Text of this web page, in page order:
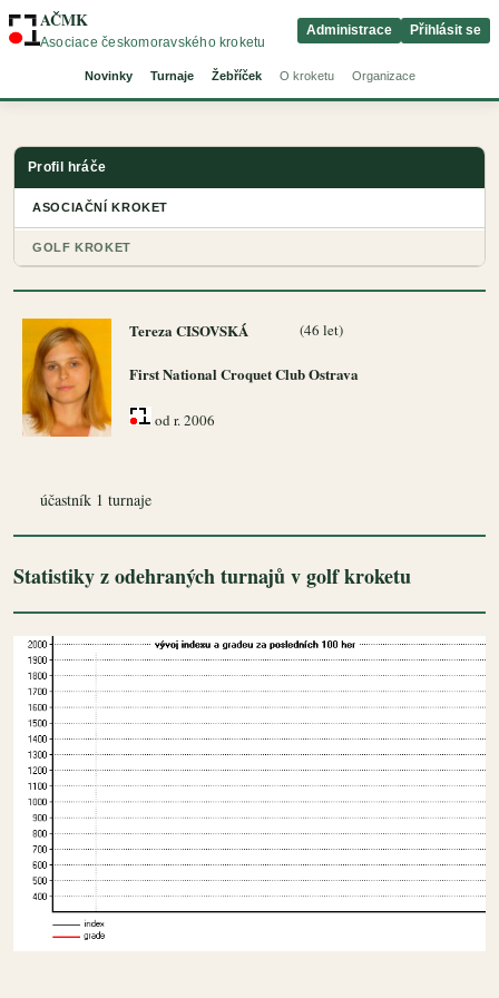
AČMK
Asociace českomoravského kroketu
Novinky Turnaje Žebříček O kroketu Organizace
Administrace Přihlásit se
Tereza CISOVSKÁ (46 let)
First National Croquet Club Ostrava
od r. 2006
účastník 1 turnaje
Statistiky z odehraných turnajů v golf kroketu
Profil hráče
ASOCIAČNÍ KROKET
GOLF KROKET